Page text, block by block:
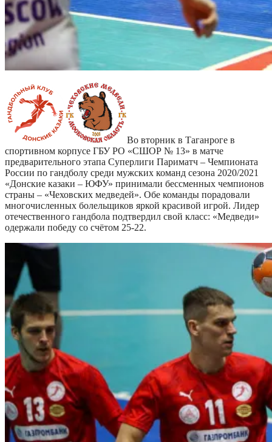
Во вторник в Таганроге в
спортивном корпусе ГБУ РО «СШОР № 13» в матче
предварительного этапа Суперлиги Париматч – Чемпионата
России по гандболу среди мужских команд сезона 2020/2021
«Донские казаки – ЮФУ» принимали бессменных чемпионов
страны – «Чеховских медведей». Обе команды порадовали
многочисленных болельщиков яркой красивой игрой. Лидер
отечественного гандбола подтвердил свой класс: «Медведи»
одержали победу со счётом 25-22.